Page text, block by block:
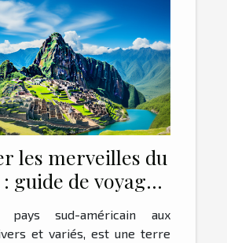
les merveilles du
guide de voyage
pays sud-américain aux
et variés, est une terre